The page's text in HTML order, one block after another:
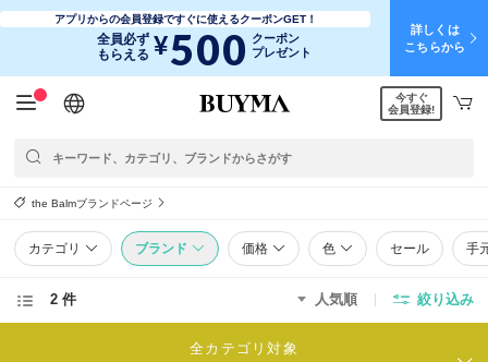
アプリからの会員登録ですぐに使えるクーポンGET！
全員必ず
もらえる ¥500 クーポン
プレゼント
詳しくは
こちらから
日本語
English
简体中文
繁體中文
今すぐ
会員登録!
the Balmブランドページ
カテゴリ ブランド 価格 色 セール 手
2 件 人気順 絞り込み
全カテゴリ対象